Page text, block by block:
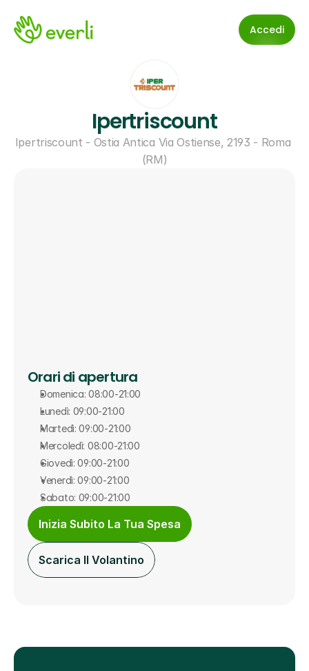
Accedi
Ipertriscount
Ipertriscount - Ostia Antica Via Ostiense, 2193 - Roma
(RM)
Orari di apertura
Domenica: 08:00-21:00
Lunedì: 09:00-21:00
Martedì: 09:00-21:00
Mercoledì: 08:00-21:00
Giovedì: 09:00-21:00
Venerdì: 09:00-21:00
Sabato: 09:00-21:00
Inizia Subito La Tua Spesa
Scarica Il Volantino